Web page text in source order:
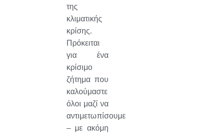
της
κλιματικής
κρίσης.
Πρόκειται
για ένα
κρίσιμο
ζήτημα που
καλούμαστε
όλοι μαζί να
αντιμετωπίσουμε
– με ακόμη